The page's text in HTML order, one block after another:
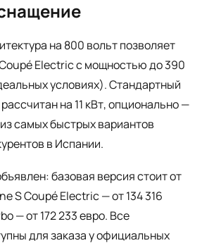
на 800 вольт позволяет
Electric с мощностью до 390
условиях). Стандартный
на 11 кВт, опционально —
самых быстрых вариантов
в Испании.
базовая версия стоит от
S Coupé Electric — от 134 316
— от 172 233 евро. Все
для заказа у официальных